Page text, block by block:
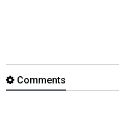
Comments